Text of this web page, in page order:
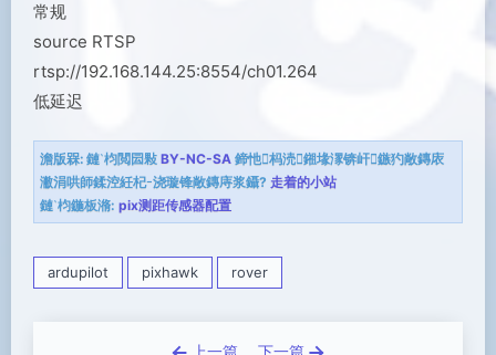
常规
source RTSP
rtsp://192.168.144.25:8554/ch01.264
低延迟
澹版槑: 鏈枃閲囩敤 BY-NC-SA 鍗忚杩涜鎺堟潈锛屽鏃犳敞鏄庡
潎涓哄師鍒涳紝杞浇璇锋敞鏄庤浆鑷? 走着的小站
鏈枃鍦板潃: pix测距传感器配置
ardupilot pixhawk rover
上一篇 下一篇